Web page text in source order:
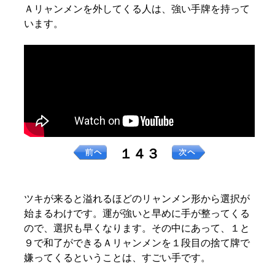
Ａリャンメンを外してくる人は、強い手牌を持って
います。
１４３
ツキが来ると溢れるほどのリャンメン形から選択が
始まるわけです。運が強いと早めに手が整ってくる
ので、選択も早くなります。その中にあって、１と
９で和了ができるＡリャンメンを１段目の捨て牌で
嫌ってくるということは、すごい手です。